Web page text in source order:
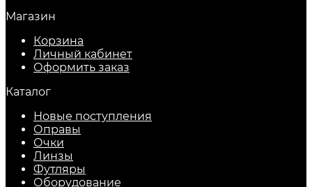
Магазин
Корзина
Личный кабинет
Оформить заказ
Каталог
Новые поступления
Оправы
Очки
Линзы
Футляры
Оборудование